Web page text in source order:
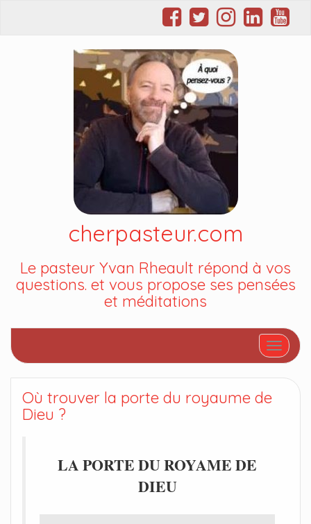
cherpasteur.com
Le pasteur Yvan Rheault répond à vos
questions. et vous propose ses pensées
et méditations
Afficher/
Où trouver la porte du royaume de
Dieu ?
LA PORTE DU ROYAME DE
DIEU